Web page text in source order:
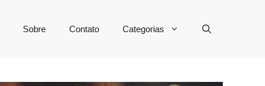
Sobre Contato Categorias